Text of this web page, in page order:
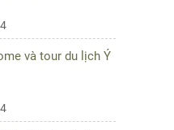
và tour du lịch Ý